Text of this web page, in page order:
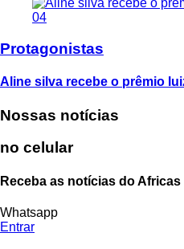
04
Protagonistas
Aline silva recebe o prêmio
Nossas notícias
no celular
Receba as notícias do
Whatsapp
Entrar